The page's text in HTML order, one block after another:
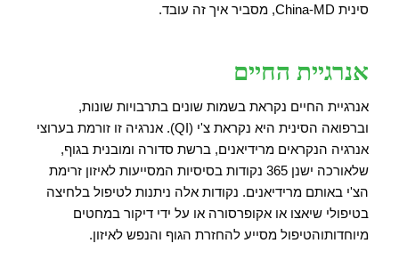
סינית China-MD, מסביר איך זה עובד.
אנרגיית החיים
אנרגיית החיים נקראת בשמות שונים בתרבויות שונות,
וברפואה הסינית היא נקראת צ'י (QI). אנרגיה זו זורמת בערוצי
אנרגיה הנקראים מרידיאנים, ברשת סדורה ומובנית בגוף,
שלאורכה ישנן 365 נקודות בסיסיות המסייעות לאיזון זרימת
הצ'י באותם מרידיאנים. נקודות אלה ניתנות לטיפול בלחיצה
בטיפולי שיאצו או אקופרסורה או על ידי דיקור במחטים
מיוחדותוהטיפול מסייע להחזרת הגוף והנפש לאיזון.